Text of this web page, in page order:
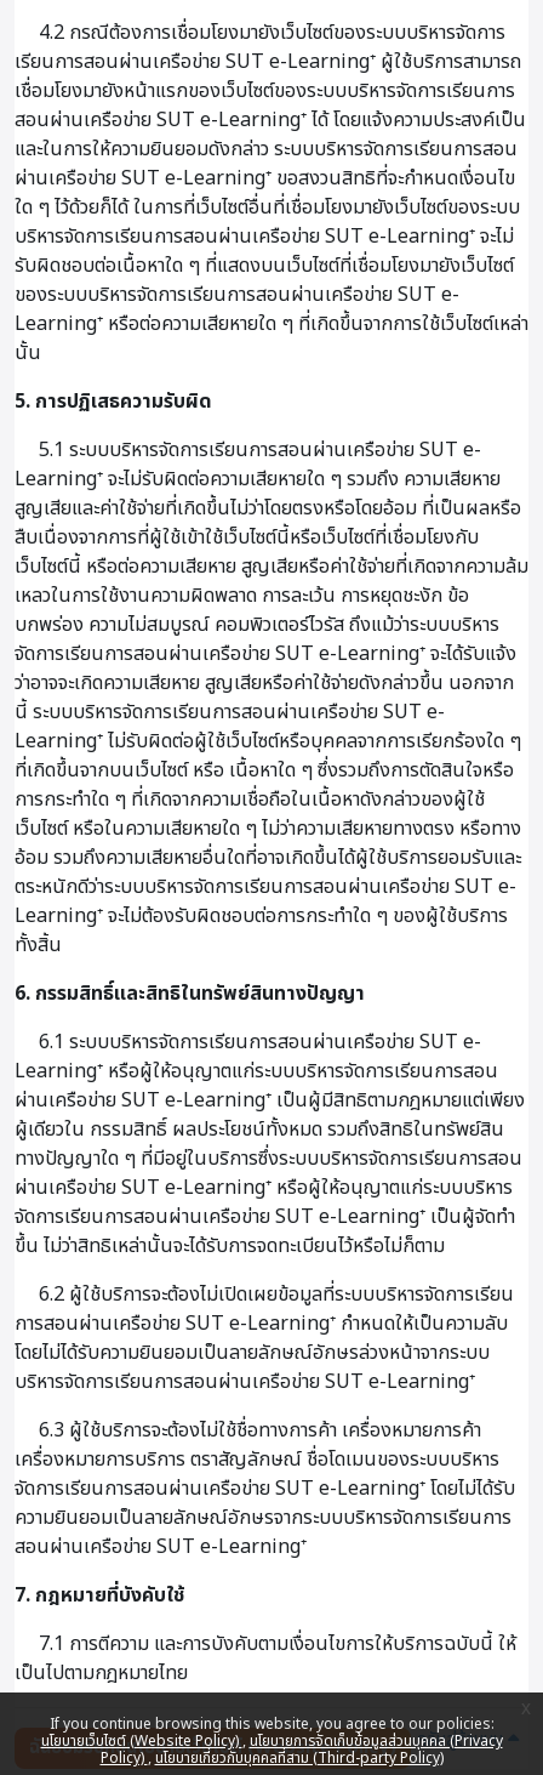
If you continue browsing this website, you agree to our policies:
นโยบายเว็บไซต์ (Website Policy) นโยบายการจัดเก็บข้อมูลส่วนบุคคล (Privacy
Policy) นโยบายเกี่ยวกับบุคคลที่สาม (Third-party Policy)
x
4.2 กรณีต้องการเชื่อมโยงมายังเว็บไซต์ของระบบบริหารจัดการ
เรียนการสอนผ่านเครือข่าย SUT e-Learning⁺ ผู้ใช้บริการสามารถ
เชื่อมโยงมายังหน้าแรกของเว็บไซต์ของระบบบริหารจัดการเรียนการ
สอนผ่านเครือข่าย SUT e-Learning⁺ ได้ โดยแจ้งความประสงค์เป็น
และในการให้ความยินยอมดังกล่าว ระบบบริหารจัดการเรียนการสอน
ผ่านเครือข่าย SUT e-Learning⁺ ขอสงวนสิทธิที่จะกำหนดเงื่อนไข
ใด ๆ ไว้ด้วยก็ได้ ในการที่เว็บไซต์อื่นที่เชื่อมโยงมายังเว็บไซต์ของระบบ
บริหารจัดการเรียนการสอนผ่านเครือข่าย SUT e-Learning⁺ จะไม่
รับผิดชอบต่อเนื้อหาใด ๆ ที่แสดงบนเว็บไซต์ที่เชื่อมโยงมายังเว็บไซต์
ของระบบบริหารจัดการเรียนการสอนผ่านเครือข่าย SUT e-
Learning⁺ หรือต่อความเสียหายใด ๆ ที่เกิดขึ้นจากการใช้เว็บไซต์เหล่า
นั้น
5. การปฏิเสธความรับผิด
5.1 ระบบบริหารจัดการเรียนการสอนผ่านเครือข่าย SUT e-
Learning⁺ จะไม่รับผิดต่อความเสียหายใด ๆ รวมถึง ความเสียหาย
สูญเสียและค่าใช้จ่ายที่เกิดขึ้นไม่ว่าโดยตรงหรือโดยอ้อม ที่เป็นผลหรือ
สืบเนื่องจากการที่ผู้ใช้เข้าใช้เว็บไซต์นี้หรือเว็บไซต์ที่เชื่อมโยงกับ
เว็บไซต์นี้ หรือต่อความเสียหาย สูญเสียหรือค่าใช้จ่ายที่เกิดจากความล้ม
เหลวในการใช้งานความผิดพลาด การละเว้น การหยุดชะงัก ข้อ
บกพร่อง ความไม่สมบูรณ์ คอมพิวเตอร์ไวรัส ถึงแม้ว่าระบบบริหาร
จัดการเรียนการสอนผ่านเครือข่าย SUT e-Learning⁺ จะได้รับแจ้ง
ว่าอาจจะเกิดความเสียหาย สูญเสียหรือค่าใช้จ่ายดังกล่าวขึ้น นอกจาก
นี้ ระบบบริหารจัดการเรียนการสอนผ่านเครือข่าย SUT e-
Learning⁺ ไม่รับผิดต่อผู้ใช้เว็บไซต์หรือบุคคลจากการเรียกร้องใด ๆ
ที่เกิดขึ้นจากบนเว็บไซต์ หรือ เนื้อหาใด ๆ ซึ่งรวมถึงการตัดสินใจหรือ
การกระทำใด ๆ ที่เกิดจากความเชื่อถือในเนื้อหาดังกล่าวของผู้ใช้
เว็บไซต์ หรือในความเสียหายใด ๆ ไม่ว่าความเสียหายทางตรง หรือทาง
อ้อม รวมถึงความเสียหายอื่นใดที่อาจเกิดขึ้นได้ผู้ใช้บริการยอมรับและ
ตระหนักดีว่าระบบบริหารจัดการเรียนการสอนผ่านเครือข่าย SUT e-
Learning⁺ จะไม่ต้องรับผิดชอบต่อการกระทำใด ๆ ของผู้ใช้บริการ
ทั้งสิ้น
6. กรรมสิทธิ์และสิทธิในทรัพย์สินทางปัญญา
6.1 ระบบบริหารจัดการเรียนการสอนผ่านเครือข่าย SUT e-
Learning⁺ หรือผู้ให้อนุญาตแก่ระบบบริหารจัดการเรียนการสอน
ผ่านเครือข่าย SUT e-Learning⁺ เป็นผู้มีสิทธิตามกฎหมายแต่เพียง
ผู้เดียวใน กรรมสิทธิ์ ผลประโยชน์ทั้งหมด รวมถึงสิทธิในทรัพย์สิน
ทางปัญญาใด ๆ ที่มีอยู่ในบริการซึ่งระบบบริหารจัดการเรียนการสอน
ผ่านเครือข่าย SUT e-Learning⁺ หรือผู้ให้อนุญาตแก่ระบบบริหาร
จัดการเรียนการสอนผ่านเครือข่าย SUT e-Learning⁺ เป็นผู้จัดทำ
ขึ้น ไม่ว่าสิทธิเหล่านั้นจะได้รับการจดทะเบียนไว้หรือไม่ก็ตาม
6.2 ผู้ใช้บริการจะต้องไม่เปิดเผยข้อมูลที่ระบบบริหารจัดการเรียน
การสอนผ่านเครือข่าย SUT e-Learning⁺ กำหนดให้เป็นความลับ
โดยไม่ได้รับความยินยอมเป็นลายลักษณ์อักษรล่วงหน้าจากระบบ
บริหารจัดการเรียนการสอนผ่านเครือข่าย SUT e-Learning⁺
6.3 ผู้ใช้บริการจะต้องไม่ใช้ชื่อทางการค้า เครื่องหมายการค้า
เครื่องหมายการบริการ ตราสัญลักษณ์ ชื่อโดเมนของระบบบริหาร
จัดการเรียนการสอนผ่านเครือข่าย SUT e-Learning⁺ โดยไม่ได้รับ
ความยินยอมเป็นลายลักษณ์อักษรจากระบบบริหารจัดการเรียนการ
สอนผ่านเครือข่าย SUT e-Learning⁺
7. กฎหมายที่บังคับใช้
7.1 การตีความ และการบังคับตามเงื่อนไขการให้บริการฉบับนี้ ให้
เป็นไปตามกฎหมายไทย
ฉันยอมรับกับนโยบายเว็บไซต์ (Website Policy) กลับสู่ด้านบน